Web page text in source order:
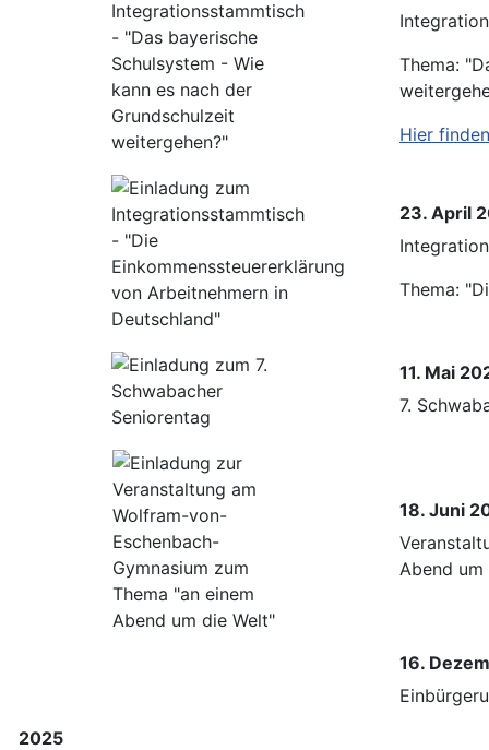
Thema:
Hier
23. April
Thema:
11. Mai
7.
18. Juni
Abend
16.
2025